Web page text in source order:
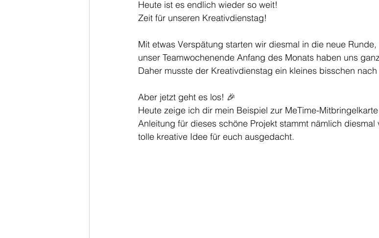
Heute ist es endlich wieder so weit!
Zeit für unseren Kreativdienstag!
Mit etwas Verspätung starten wir diesmal in die neue
unser Teamwochenende Anfang des Monats haben uns
Daher musste der Kreativdienstag ein kleines bisschen
Aber jetzt geht es los! 🎉
Heute zeige ich dir mein Beispiel zur MeTime-
Anleitung für dieses schöne Projekt stammt nämlich diesmal
tolle kreative Idee für euch ausgedacht.